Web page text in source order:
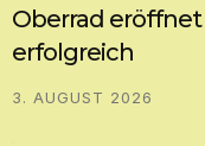
Oberrad eröffnet
erfolgreich
3. AUGUST 2026